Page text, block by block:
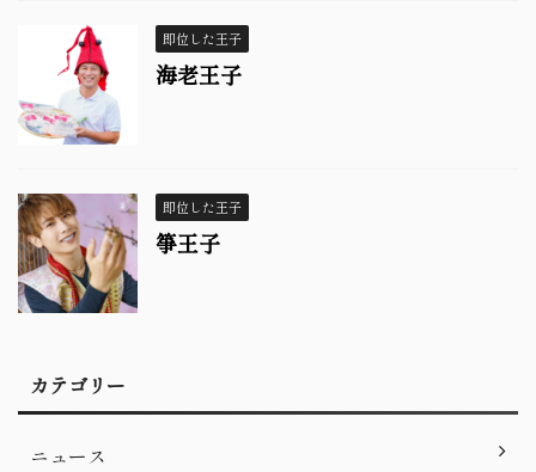
即位した王子
海老王子
即位した王子
箏王子
カテゴリー
ニュース